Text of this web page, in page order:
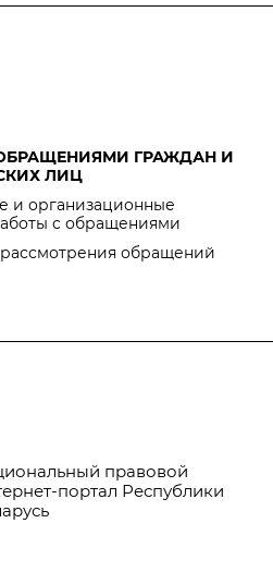
ГРАЖДАН И
ЛИЦ
и организационные
с обращениями
обращений
правовой
портал Республики